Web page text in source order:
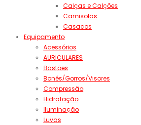
Calças e Calções
Camisolas
Casacos
Equipamento
Acessórios
AURICULARES
Bastões
Bonés/Gorros/Visores
Compressão
Hidratação
Iluminação
Luvas